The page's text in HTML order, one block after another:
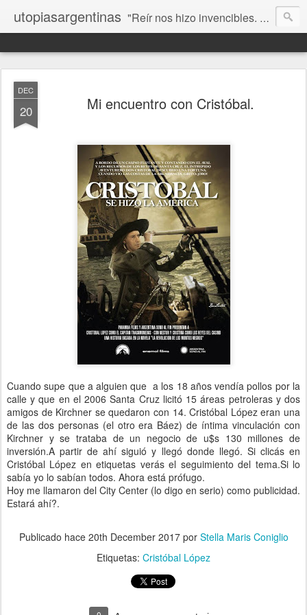
utopiasargentinas "Reír nos hizo invencibles. No como los que siempre ganan, sino como aquellos que no se rinden”. Frida Kahlo
DEC
20 Mi encuentro con Cristóbal.
Cuando supe que a alguien que a los 18 años vendía pollos por la
calle y que en el 2006 Santa Cruz licitó 15 áreas petroleras y dos
amigos de Kirchner se quedaron con 14. Cristóbal López eran una
de las dos personas (el otro era Báez) de íntima vinculación con
Kirchner y se trataba de un negocio de u$s 130 millones de
inversión.A partir de ahí siguió y llegó donde llegó. Si clicás en
Cristóbal López en etiquetas verás el seguimiento del tema.Si lo
sabía yo lo sabían todos. Ahora está prófugo.
Hoy me llamaron del City Center (lo digo en serio) como publicidad.
Estará ahí?.
Publicado hace 20th December 2017por Stella Maris Coniglio
Etiquetas: Cristóbal López